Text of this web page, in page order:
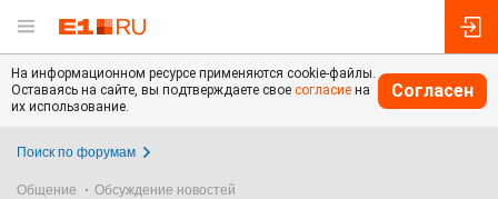
На информационном ресурсе применяются cookie-файлы.
Оставаясь на сайте, вы подтверждаете свое согласие на
их использование.
Согласен
Поиск по форумам
Общение Обсуждение новостей